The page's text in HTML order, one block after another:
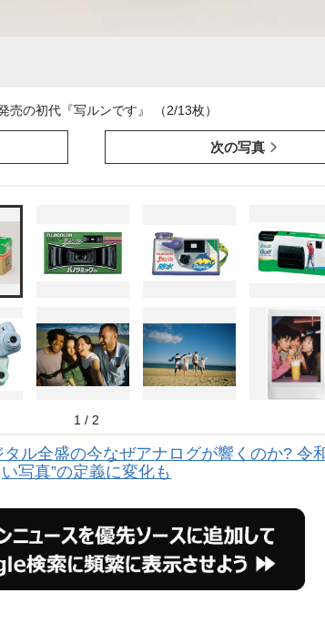
売の初代『写ルンです』 （2/13枚）
次の写真
1 / 2
ル全盛の今なぜアナログが響くのか? 令
い写真”の定義に変化も